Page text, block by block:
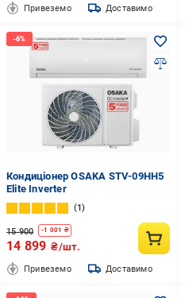
Привеземо Доставимо
Кондиціонер OSAKA STV-09HH5
Elite Inverter
1
15 900 -1 001 ₴
14 899 ₴/шт.
Привеземо Доставимо